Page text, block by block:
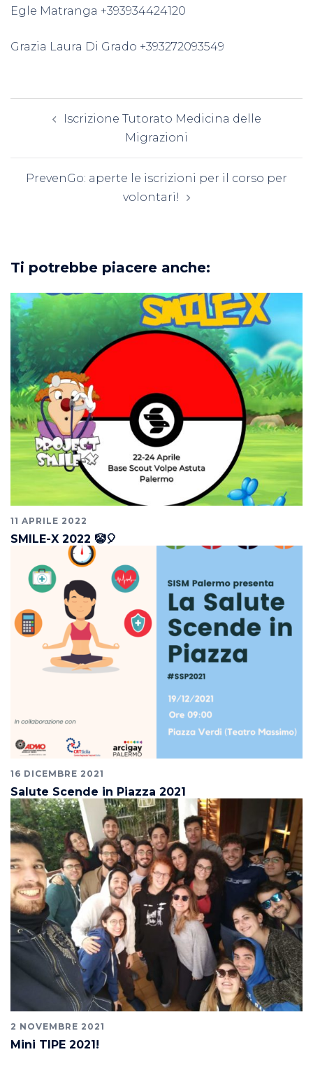
Egle Matranga +393934424120
Grazia Laura Di Grado +393272093549
articoloIscrizione Tutorato Medicina delle
Migrazioni
PrevenGo: aperte le iscrizioni per il corso per
volontari!
Ti potrebbe piacere anche:
11 APRILE 2022
SMILE-X 2022 🤡🎈
16 DICEMBRE 2021
Salute Scende in Piazza 2021
2 NOVEMBRE 2021
Mini TIPE 2021!